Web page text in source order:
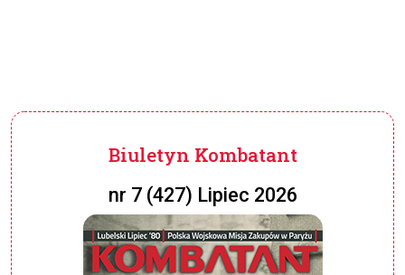
Biuletyn Kombatant
nr 7 (427) Lipiec 2026